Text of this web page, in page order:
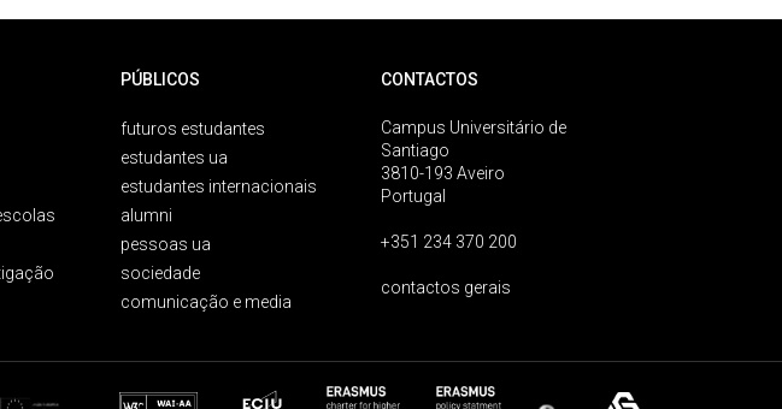
PÚBLICOS
futuros estudantes
estudantes ua
estudantes internacionais
alumni
pessoas ua
sociedade
comunicação e media
CONTACTOS
Campus Universitário de
Santiago
3810-193 Aveiro
Portugal
+351 234 370 200
contactos gerais